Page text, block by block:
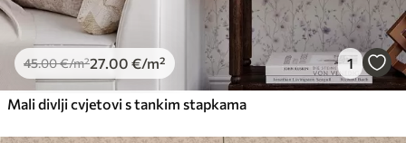
45.00€/m²27.00 €/m² 1
Mali divlji cvjetovi s tankim stapkama